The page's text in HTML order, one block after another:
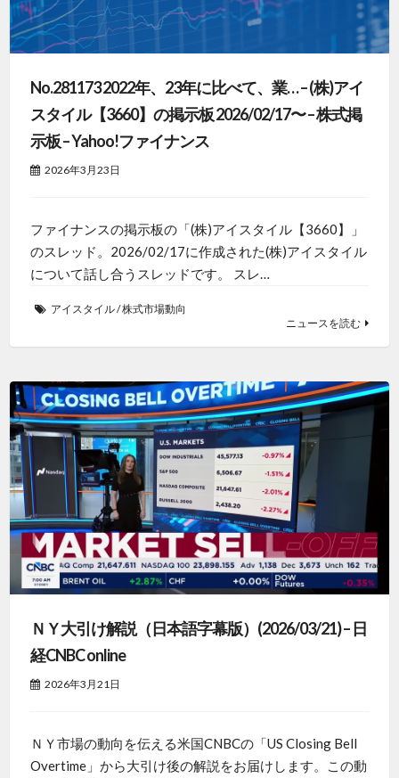
No.281173 2022年、23年に比べて、業… – (株)アイ
スタイル【3660】の掲示板 2026/02/17〜 – 株式掲
示板 – Yahoo!ファイナンス
2026年3月23日
ファイナンスの掲示板の「(株)アイスタイル【3660】」
のスレッド。2026/02/17に作成された(株)アイスタイル
について話し合うスレッドです。 スレ…
アイスタイル/株式市場動向
ニュースを読む
ＮＹ大引け解説（日本語字幕版）(2026/03/21) – 日
経CNBC online
2026年3月21日
ＮＹ市場の動向を伝える米国CNBCの「US Closing Bell
Overtime」から大引け後の解説をお届けします。この動